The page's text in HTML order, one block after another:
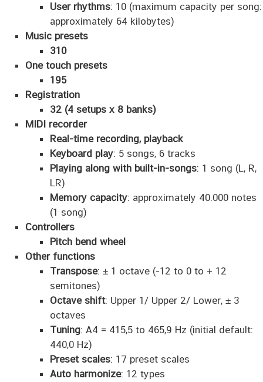
User rhythms: 10 (maximum capacity per song:
approximately 64 kilobytes)
Music presets
310
One touch presets
195
Registration
32 (4 setups x 8 banks)
MIDI recorder
Real-time recording, playback
Keyboard play: 5 songs, 6 tracks
Playing along with built-in-songs: 1 song (L, R,
LR)
Memory capacity: approximately 40.000 notes
(1 song)
Controllers
Pitch bend wheel
Other functions
Transpose: ± 1 octave (-12 to 0 to + 12
semitones)
Octave shift: Upper 1/ Upper 2/ Lower, ± 3
octaves
Tuning: A4 = 415,5 to 465,9 Hz (initial default:
440,0 Hz)
Preset scales: 17 preset scales
Auto harmonize: 12 types